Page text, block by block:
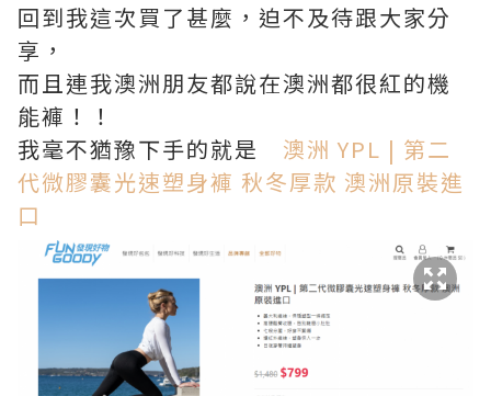
回到我這次買了甚麼，迫不及待跟大家分
享，
而且連我澳洲朋友都說在澳洲都很紅的機
能褲！！
我毫不猶豫下手的就是 澳洲 YPL | 第二
代微膠囊光速塑身褲 秋冬厚款 澳洲原裝進
口